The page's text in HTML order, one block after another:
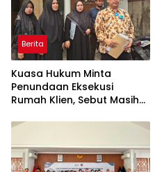
Berita
Kuasa Hukum Minta
Penundaan Eksekusi
Rumah Klien, Sebut Masih
Hukum yang Berjalan